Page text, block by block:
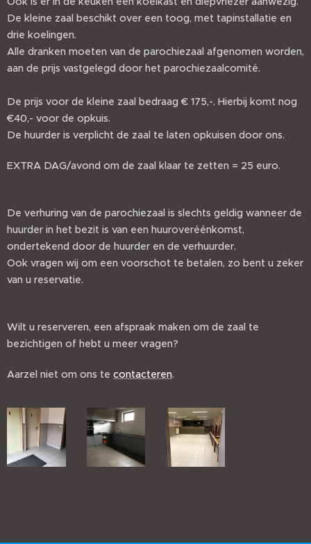
De kleine zaal beschikt over een toog, met tapinstallatie en
drie koelingen.
Alle dranken moeten van de parochiezaal afgenomen worden,
aan de prijs vastgelegd door het parochiezaalcomité.
De prijs voor de kleine zaal bedraag € 175,-. Hierbij komt nog
€40,- voor de opkuis.
De huurder is verplicht de zaal te laten opkuisen door ons.
EXTRA DAG/avond om de zaal klaar te zetten = 25 euro.
De verhuring van de parochiezaal is slechts geldig wanneer de
huurder in het bezit is van een huuroveréénkomst,
ondertekend door de huurder en de verhuurder.
Ook vragen wij om een voorschot te betalen, zo bent u zeker
van u reservatie.
Wilt u reserveren, een afspraak maken om de zaal te
bezichtigen of hebt u meer vragen?
Aarzel niet om ons te contacteren.